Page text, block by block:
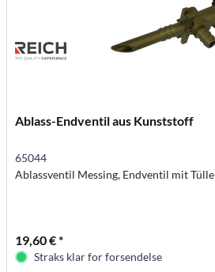
Ablass-Endventil aus Kunststoff
65044
Ablassventil Messing, Endventil mit Tülle
19,60 € *
Straks klar for forsendelse